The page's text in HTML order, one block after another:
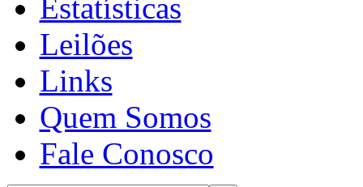
Estatísticas
Leilões
Links
Quem Somos
Fale Conosco